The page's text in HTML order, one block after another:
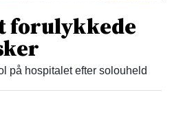
forulykkede
på hospitalet efter solouheld